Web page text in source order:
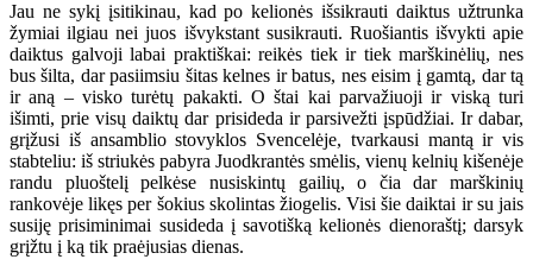
Jau ne sykį įsitikinau, kad po kelionės išsikrauti daiktus užtrunka
žymiai ilgiau nei juos išvykstant susikrauti. Ruošiantis išvykti apie
daiktus galvoji labai praktiškai: reikės tiek ir tiek marškinėlių, nes
bus šilta, dar pasiimsiu šitas kelnes ir batus, nes eisim į gamtą, dar tą
ir aną – visko turėtų pakakti. O štai kai parvažiuoji ir viską turi
išimti, prie visų daiktų dar prisideda ir parsivežti įspūdžiai. Ir dabar,
grįžusi iš ansamblio stovyklos Svencelėje, tvarkausi mantą ir vis
stabteliu: iš striukės pabyra Juodkrantės smėlis, vienų kelnių kišenėje
randu pluoštelį pelkėse nusiskintų gailių, o čia dar marškinių
rankovėje likęs per šokius skolintas žiogelis. Visi šie daiktai ir su jais
susiję prisiminimai susideda į savotišką kelionės dienoraštį; darsyk
grįžtu į ką tik praėjusias dienas.